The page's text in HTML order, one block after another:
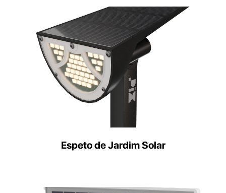
Espeto de Jardim Solar